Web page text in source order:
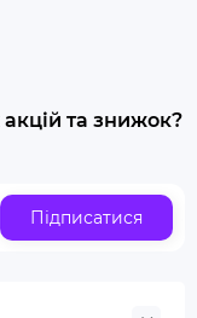
та знижок?
Підписатися